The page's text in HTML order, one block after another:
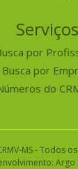
Serviços
por
Busca por
do
MS - Todos
Argo